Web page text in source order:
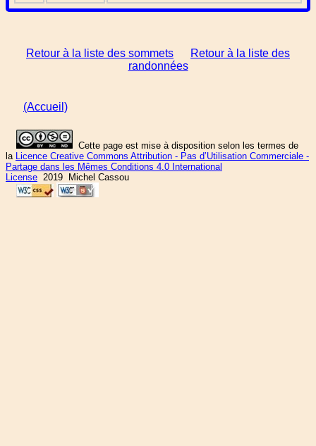
Retour à la liste des sommets
Retour à la liste des
randonnées
(Accueil)
Cette page est mise à disposition selon les termes de
la Licence Creative Commons Attribution - Pas d’Utilisation Commerciale -
Partage dans les Mêmes Conditions 4.0 International
License 2019 Michel Cassou